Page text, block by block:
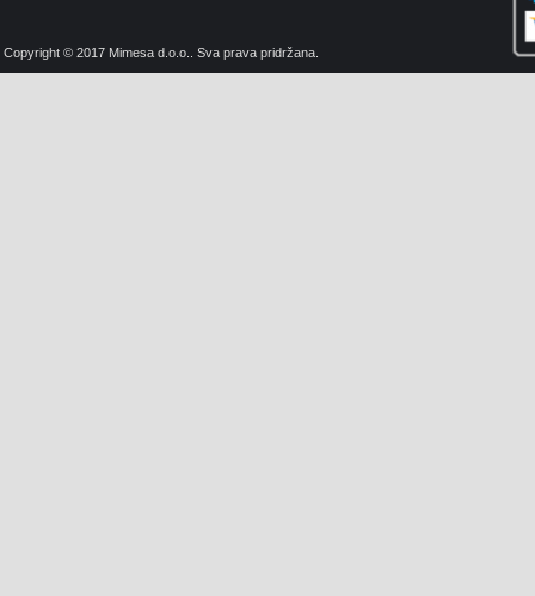
Copyright © 2017 Mimesa d.o.o.. Sva prava pridržana.